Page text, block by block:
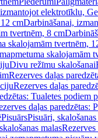
elektrotīklu,
cmDarbināšanai,
tvertnēm, 8 cm
skalojamām tvertnēm,
skalojamām
Divu režīmu skalošanai
Rezerves daļas
Rezerves daļas
Tualetes podiem
daļas paredzētas:
PisuārsPisuāri,
malasRezerves